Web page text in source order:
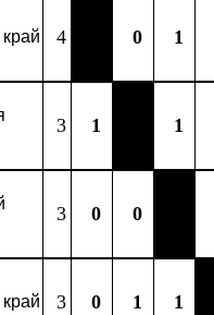
4 0 1
3 1 1
3 0 0
3 0 1 1